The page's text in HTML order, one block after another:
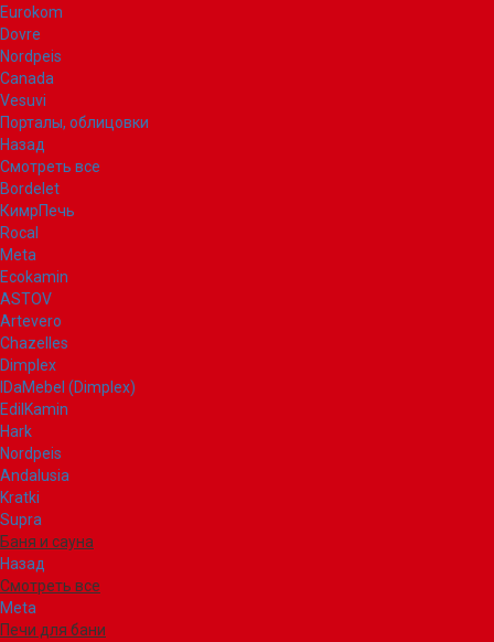
Eurokom
Dovre
Nordpeis
Canada
Vesuvi
Порталы, облицовки
Назад
Смотреть все
Bordelet
КимрПечь
Rocal
Meta
Ecokamin
ASTOV
Artevero
Chazelles
Dimplex
IDaMebel (Dimplex)
EdilKamin
Hark
Nordpeis
Andalusia
Kratki
Supra
Баня и сауна
Назад
Смотреть все
Meta
Печи для бани